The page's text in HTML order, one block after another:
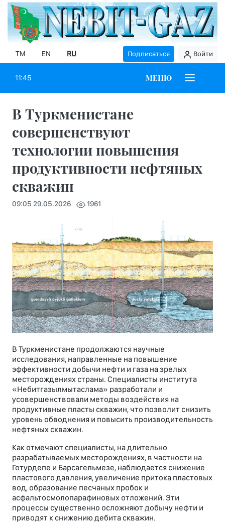
TM EN RU Подписаться Войти
11:45 МЕНЮ
В Туркменистане
совершенствуют
технологии повышения
продуктивности нефтяных
скважин
09:05 29.05.2026 1961
В Туркменистане продолжаются научные
исследования, направленные на повышение
эффективности добычи нефти и газа на зрелых
месторождениях страны. Специалисты института
«Небитгазылмытаслама» разработали и
усовершенствовали методы воздействия на
продуктивные пласты скважин, что позволит снизить
уровень обводнения и повысить производительность
нефтяных скважин.
Как отмечают специалисты, на длительно
разрабатываемых месторождениях, в частности на
Готурдепе и Барсагельмезе, наблюдается снижение
пластового давления, увеличение притока пластовых
вод, образование песчаных пробок и
асфальтосмолопарафиновых отложений. Эти
процессы существенно осложняют добычу нефти и
приводят к снижению дебита скважин.